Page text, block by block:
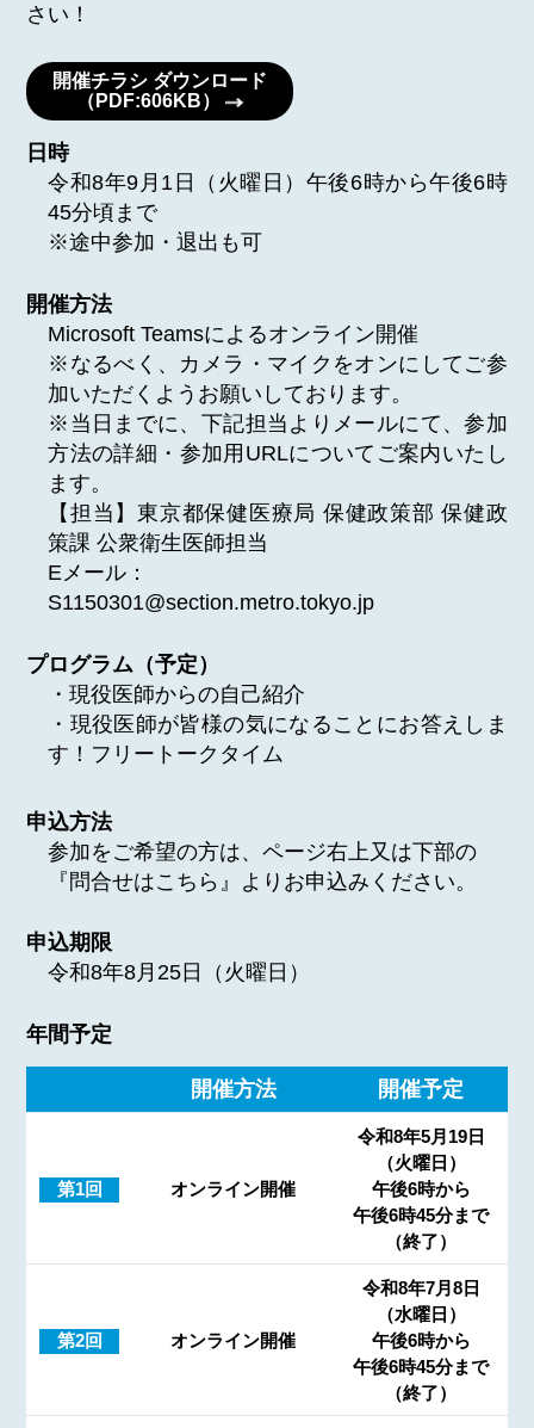
さい！
開催チラシ ダウンロード
（PDF:606KB）
日時
令和8年9月1日（火曜日）午後6時から午後6時
45分頃まで
※途中参加・退出も可
開催方法
Microsoft Teamsによるオンライン開催
※なるべく、カメラ・マイクをオンにしてご参
加いただくようお願いしております。
※当日までに、下記担当よりメールにて、参加
方法の詳細・参加用URLについてご案内いたし
ます。
【担当】東京都保健医療局 保健政策部 保健政
策課 公衆衛生医師担当
Eメール：
S1150301@section.metro.tokyo.jp
プログラム（予定）
・現役医師からの自己紹介
・現役医師が皆様の気になることにお答えしま
す！フリートークタイム
申込方法
参加をご希望の方は、ページ右上又は下部の
『問合せはこちら』よりお申込みください。
申込期限
令和8年8月25日（火曜日）
年間予定
開催方法 開催予定
第1回 オンライン開催
令和8年5月19日
（火曜日）
午後6時から
午後6時45分まで
（終了）
第2回 オンライン開催
令和8年7月8日
（水曜日）
午後6時から
午後6時45分まで
（終了）